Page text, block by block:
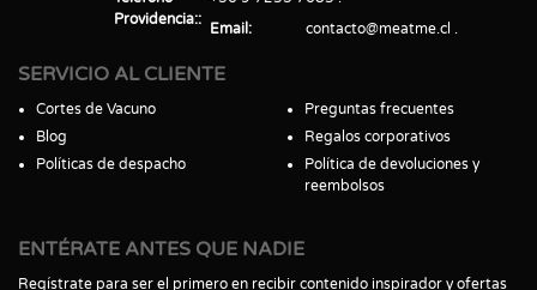
Providencia:
Email
contacto@meatme.cl
SERVICIO AL CLIENTE
Cortes de Vacuno
Blog
Políticas de despacho
Preguntas frecuentes
Regalos corporativos
Política de devoluciones y
reembolsos
ENTÉRATE ANTES QUE NADIE
Regístrate para ser el primero en recibir contenido inspirador y ofertas